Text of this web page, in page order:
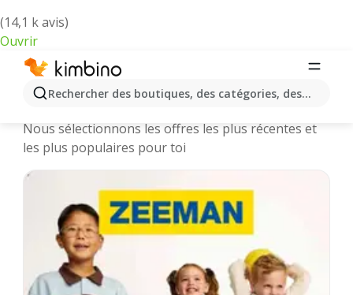
(14,1 k avis)
Ouvrir
Rechercher des boutiques, des catégories, des
Liévin || Catalogues et promotions
Nous sélectionnons les offres les plus récentes et
les plus populaires pour toi